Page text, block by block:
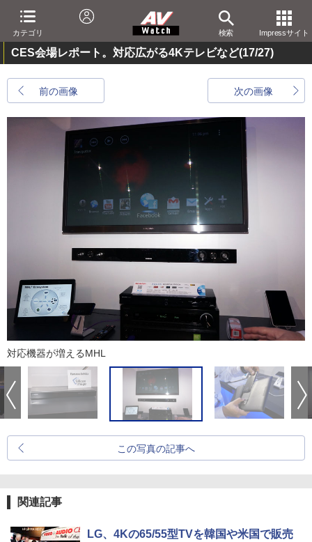
カテゴリ 検索 Impressサイト
CES会場レポート。対応広がる4Kテレビなど(17/27)
前の画像 次の画像
対応機器が増えるMHL
この写真の記事へ
関連記事
LG、4Kの65/55型TVを韓国や米国で販売